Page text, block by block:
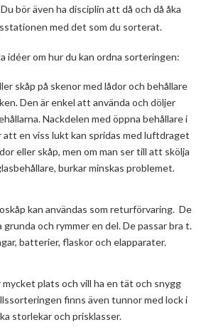
bör även ha disciplin att då och då åka
med det som du sorterat.
idéer om hur du kan ordna sorteringen:
skåp på skenor med lådor och behållare
Den är enkel att använda och döljer
Nackdelen med öppna behållare i
att en viss lukt kan spridas med luftdraget
eller skåp, men om man ser till att skölja
burkar minskas problemet.
kan användas som returförvaring. De
grunda och rymmer en del. De passar bra t.
batterier, flaskor och elapparater.
mycket plats och vill ha en tät och snygg
finns även tunnor med lock i
storlekar och prisklasser.